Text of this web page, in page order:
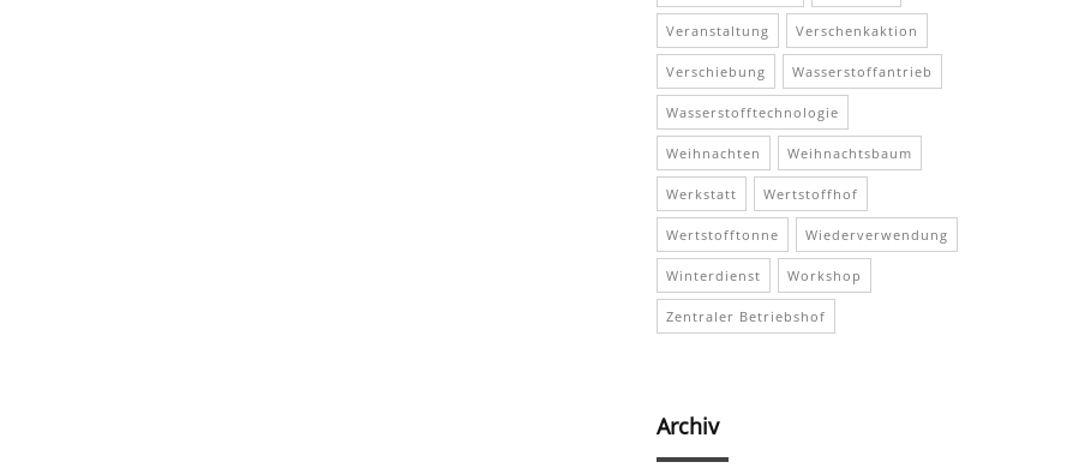
Veranstaltung Verschenkaktion
Verschiebung Wasserstoffantrieb
Wasserstofftechnologie
Weihnachten Weihnachtsbaum
Werkstatt Wertstoffhof
Wertstofftonne Wiederverwendung
Winterdienst Workshop
Zentraler Betriebshof
Archiv